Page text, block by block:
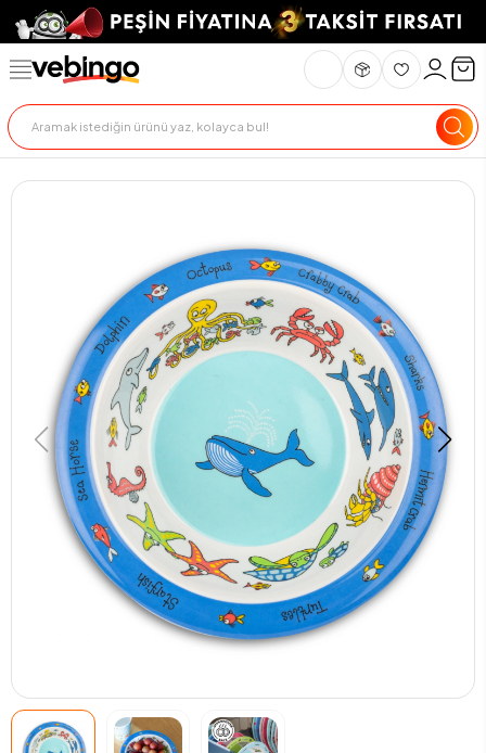
Genel Bakış Ürün Açıklaması Teslimat Ve İade Ödeme